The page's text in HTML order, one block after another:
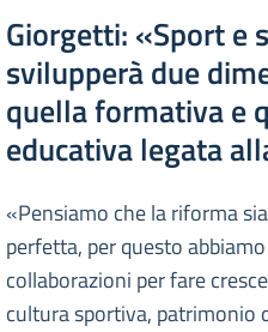
Giorgetti: «Sport e
svilupperà due
quella formativa e
educativa legata
«Pensiamo che la riforma
perfetta, per questo
collaborazioni per fare
cultura sportiva, patrimonio